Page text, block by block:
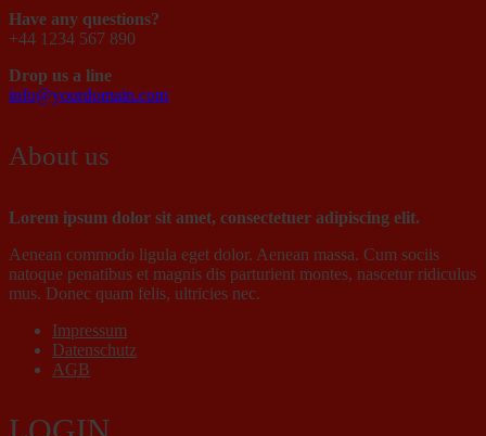
Have any questions?
+44 1234 567 890
Drop us a line
info@yourdomain.com
About us
Lorem ipsum dolor sit amet, consectetuer adipiscing elit.
Aenean commodo ligula eget dolor. Aenean massa. Cum sociis
natoque penatibus et magnis dis parturient montes, nascetur ridiculus
mus. Donec quam felis, ultricies nec.
Impressum
Datenschutz
AGB